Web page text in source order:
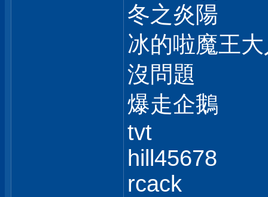
冬之炎陽
冰的啦魔王
沒問題
爆走企鵝
tvt
hill45678
rcack